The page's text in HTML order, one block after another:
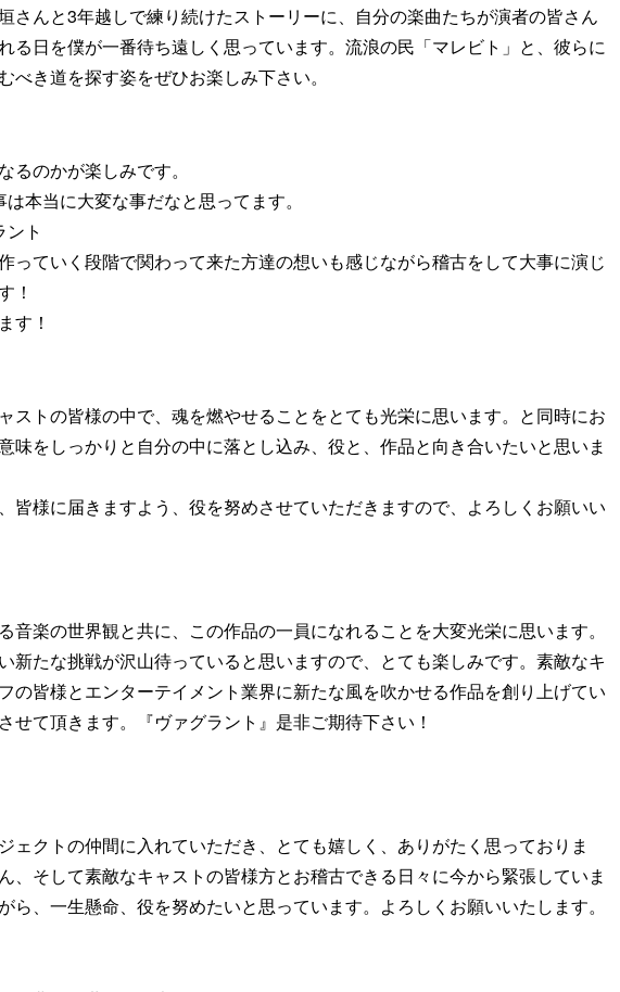
さんと3年越しで練り続けたストーリーに、自分の楽曲たちが演者の皆さん
る日を僕が一番待ち遠しく思っています。流浪の民「マレビト」と、彼らに
べき道を探す姿をぜひお楽しみ下さい。
るのかが楽しみです。
本当に大変な事だなと思ってます。
ト
っていく段階で関わって来た方達の想いも感じながら稽古をして大事に演じ
！
す！
ストの皆様の中で、魂を燃やせることをとても光栄に思います。と同時にお
味をしっかりと自分の中に落とし込み、役と、作品と向き合いたいと思いま
皆様に届きますよう、役を努めさせていただきますので、よろしくお願いい
音楽の世界観と共に、この作品の一員になれることを大変光栄に思います。
新たな挑戦が沢山待っていると思いますので、とても楽しみです。素敵なキ
の皆様とエンターテイメント業界に新たな風を吹かせる作品を創り上げてい
せて頂きます。『ヴァグラント』是非ご期待下さい！
ェクトの仲間に入れていただき、とても嬉しく、ありがたく思っておりま
、そして素敵なキャストの皆様方とお稽古できる日々に今から緊張していま
ら、一生懸命、役を努めたいと思っています。よろしくお願いいたします。